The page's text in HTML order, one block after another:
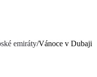
emiráty/Vánoce v Dubaji